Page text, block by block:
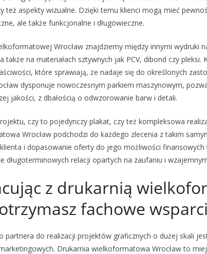
też aspekty wizualne. Dzięki temu klienci mogą mieć
ale także funkcjonalne i długowieczne.
Wrocław znajdziemy między innymi wydruki
także na materiałach sztywnych jak PCV, dibond czy pleksi.
które sprawiają, że nadaje się do określonych
dysponuje nowoczesnym parkiem maszynowym,
jakości, z dbałością o odwzorowanie barw i detali.
czy to pojedynczy plakat, czy też kompleksowa
Wrocław podchodzi do każdego zlecenia z takim
i dopasowanie oferty do jego możliwości
długoterminowych relacji opartych na zaufaniu i
z drukarnią
fachowe
partnera do realizacji projektów graficznych o dużej skali
Drukarnia wielkoformatowa Wrocław to